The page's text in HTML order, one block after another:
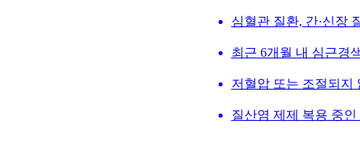
심혈관 질환, 간·신장
최근 6개월 내 심근경
저혈압 또는 조절되지
질산염 제제 복용 중인